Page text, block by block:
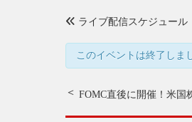
ライブ配信スケジュール
このイベントは終了しま
FOMC直後に開催！ 米国